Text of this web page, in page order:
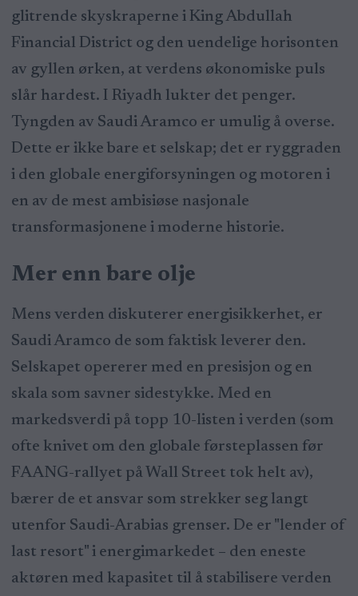
glitrende skyskraperne i King Abdullah
Financial District og den uendelige horisonten
av gyllen ørken, at verdens økonomiske puls
slår hardest. I Riyadh lukter det penger.
Tyngden av Saudi Aramco er umulig å overse.
Dette er ikke bare et selskap; det er ryggraden
i den globale energiforsyningen og motoren i
en av de mest ambisiøse nasjonale
transformasjonene i moderne historie.
Mer enn bare olje
Mens verden diskuterer energisikkerhet, er
Saudi Aramco de som faktisk leverer den.
Selskapet opererer med en presisjon og en
skala som savner sidestykke. Med en
markedsverdi på topp 10-listen i verden (som
ofte knivet om den globale førsteplassen før
FAANG-rallyet på Wall Street tok helt av),
bærer de et ansvar som strekker seg langt
utenfor Saudi-Arabias grenser. De er "lender of
last resort" i energimarkedet – den eneste
aktøren med kapasitet til å stabilisere verden